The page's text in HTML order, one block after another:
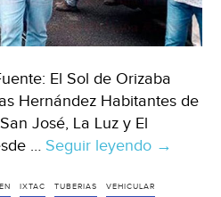
El Sol de Orizaba
Hernández Habitantes de
José, La Luz y El
… Seguir leyendo →
IXTAC TUBERIAS VEHICULAR